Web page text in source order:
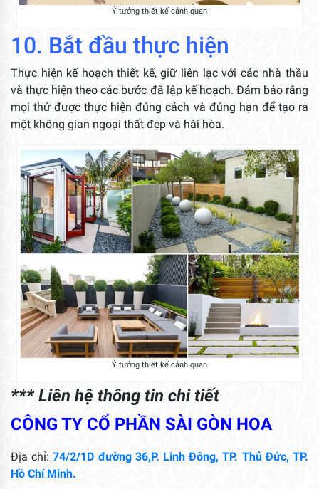
Ý tưởng thiết kế cảnh quan
10. Bắt đầu thực hiện
Thực hiện kế hoạch thiết kế, giữ liên lạc với các nhà thầu
và thực hiện theo các bước đã lập kế hoạch. Đảm bảo rằng
mọi thứ được thực hiện đúng cách và đúng hạn để tạo ra
một không gian ngoại thất đẹp và hài hòa.
Ý tưởng thiết kế cảnh quan
*** Liên hệ thông tin chi tiết
CÔNG TY CỔ PHẦN SÀI GÒN HOA
Địa chỉ:74/2/1D đường 36,P. Linh Đông, TP. Thủ Đức, TP.
Hồ Chí Minh.